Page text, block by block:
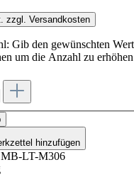
zzgl. Versandkosten
Gib den gewünschten
um die Anzahl zu
hinzufügen
MB-LT-M306